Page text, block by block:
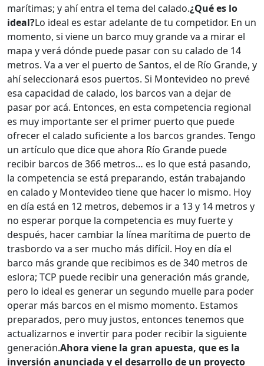
marítimas; y ahí entra el tema del calado.¿Qué es lo
ideal?Lo ideal es estar adelante de tu competidor. En un
momento, si viene un barco muy grande va a mirar el
mapa y verá dónde puede pasar con su calado de 14
metros. Va a ver el puerto de Santos, el de Río Grande, y
ahí seleccionará esos puertos. Si Montevideo no prevé
esa capacidad de calado, los barcos van a dejar de
pasar por acá. Entonces, en esta competencia regional
es muy importante ser el primer puerto que puede
ofrecer el calado suficiente a los barcos grandes. Tengo
un artículo que dice que ahora Río Grande puede
recibir barcos de 366 metros… es lo que está pasando,
la competencia se está preparando, están trabajando
en calado y Montevideo tiene que hacer lo mismo. Hoy
en día está en 12 metros, debemos ir a 13 y 14 metros y
no esperar porque la competencia es muy fuerte y
después, hacer cambiar la línea marítima de puerto de
trasbordo va a ser mucho más difícil. Hoy en día el
barco más grande que recibimos es de 340 metros de
eslora; TCP puede recibir una generación más grande,
pero lo ideal es generar un segundo muelle para poder
operar más barcos en el mismo momento. Estamos
preparados, pero muy justos, entonces tenemos que
actualizarnos e invertir para poder recibir la siguiente
generación.Ahora viene la gran apuesta, que es la
inversión anunciada y el desarrollo de un proyecto